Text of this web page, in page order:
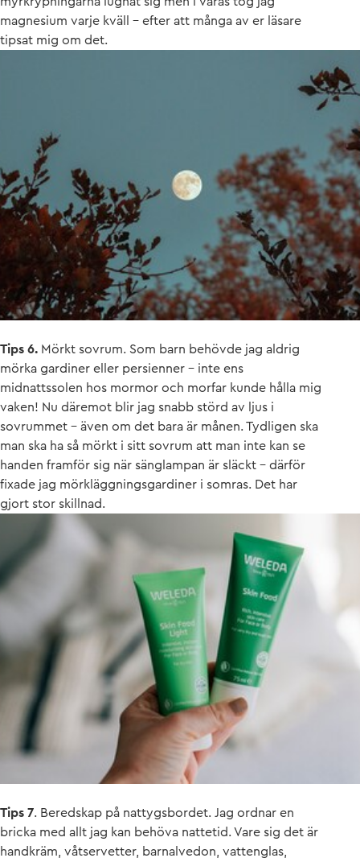
magnesium varje kväll – efter att många av er läsare
tipsat mig om det.
Tips 6. Mörkt sovrum. Som barn behövde jag aldrig
mörka gardiner eller persienner – inte ens
midnattssolen hos mormor och morfar kunde hålla mig
vaken! Nu däremot blir jag snabb störd av ljus i
sovrummet – även om det bara är månen. Tydligen ska
man ska ha så mörkt i sitt sovrum att man inte kan se
handen framför sig när sänglampan är släckt – därför
fixade jag mörkläggningsgardiner i somras. Det har
gjort stor skillnad.
Tips 7. Beredskap på nattygsbordet. Jag ordnar en
bricka med allt jag kan behöva nattetid. Vare sig det är
handkräm, våtservetter, barnalvedon, vattenglas,